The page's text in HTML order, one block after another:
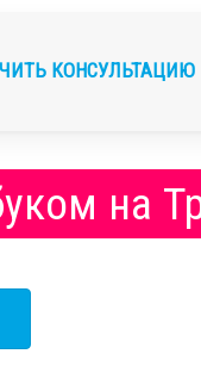
КОНСУЛЬТАЦИЮ
на